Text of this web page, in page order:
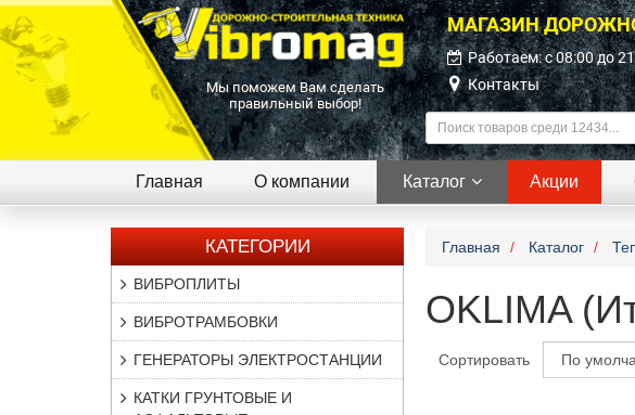
Мы поможем Вам сделать
правильный выбор!
МАГАЗИН
Работаем: c 08:00 до
Контакты
Главная О компании Каталог Акции
КАТЕГОРИИ
ВИБРОПЛИТЫ
ВИБРОТРАМБОВКИ
ГЕНЕРАТОРЫ ЭЛЕКТРОСТАНЦИИ
КАТКИ ГРУНТОВЫЕ И
Главная Каталог
OKLIMA
Сортировать